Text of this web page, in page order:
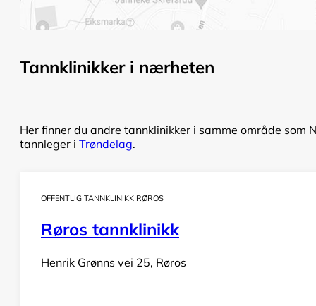
Tannklinikker i nærheten
Her finner du andre tannklinikker i samme område som
tannleger i Trøndelag.
OFFENTLIG TANNKLINIKK RØROS
Røros tannklinikk
Henrik Grønns vei 25, Røros